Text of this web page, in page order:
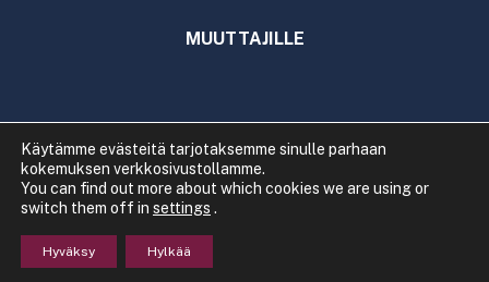
MUUTTAJILLE
Copyright 2020 Rautavaaran kunta
TietosuojaSaavutettavuus
Käytämme evästeitä tarjotaksemme sinulle parhaan
kokemuksen verkkosivustollamme.
You can find out more about which cookies we are using or
switch them off in settings .
Hyväksy Hylkää